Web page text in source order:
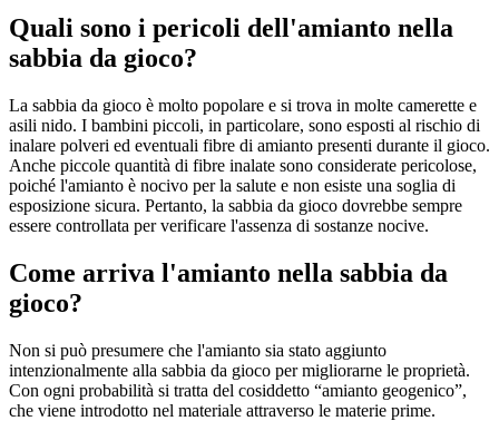
Quali sono i pericoli dell'amianto nella
sabbia da gioco?
La sabbia da gioco è molto popolare e si trova in molte camerette e
asili nido. I bambini piccoli, in particolare, sono esposti al rischio di
inalare polveri ed eventuali fibre di amianto presenti durante il gioco.
Anche piccole quantità di fibre inalate sono considerate pericolose,
poiché l'amianto è nocivo per la salute e non esiste una soglia di
esposizione sicura. Pertanto, la sabbia da gioco dovrebbe sempre
essere controllata per verificare l'assenza di sostanze nocive.
Come arriva l'amianto nella sabbia da
gioco?
Non si può presumere che l'amianto sia stato aggiunto
intenzionalmente alla sabbia da gioco per migliorarne le proprietà.
Con ogni probabilità si tratta del cosiddetto “amianto geogenico”,
che viene introdotto nel materiale attraverso le materie prime.